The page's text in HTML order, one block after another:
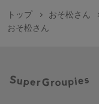
トップ おそ松さん
おそ松さん